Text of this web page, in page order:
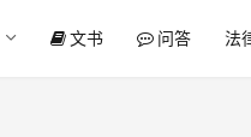
文书 问答 法